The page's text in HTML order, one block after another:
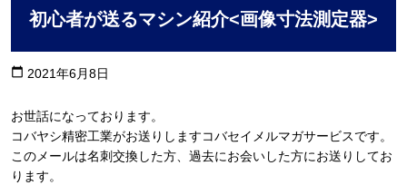
初心者が送るマシン紹介<画像寸法測定器>
calendar_today 2021年6月8日
お世話になっております。
コバヤシ精密工業がお送りしますコバセイメルマガサービスです。
このメールは名刺交換した方、過去にお会いした方にお送りしてお
ります。